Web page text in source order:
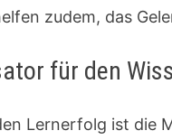
zudem, das
für den
Lernerfolg ist die